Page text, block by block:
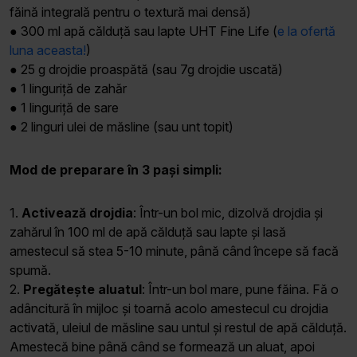
făină integrală pentru o textură mai densă)
● 300 ml apă călduță sau lapte UHT Fine Life (e la ofertă
luna aceasta!)
● 25 g drojdie proaspătă (sau 7g drojdie uscată)
● 1 linguriță de zahăr
● 1 linguriță de sare
● 2 linguri ulei de măsline (sau unt topit)
Mod de preparare în 3 pași simpli:
1. Activează drojdia: Într-un bol mic, dizolvă drojdia și
zahărul în 100 ml de apă călduță sau lapte și lasă
amestecul să stea 5-10 minute, până când începe să facă
spumă.
2. Pregătește aluatul: Într-un bol mare, pune făina. Fă o
adâncitură în mijloc și toarnă acolo amestecul cu drojdia
activată, uleiul de măsline sau untul și restul de apă călduță.
Amestecă bine până când se formează un aluat, apoi